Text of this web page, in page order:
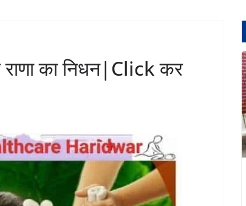
राणा का निधन|Click कर